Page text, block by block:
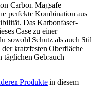
Carbon Magsafe
perfekte Kombination aus
Das Karbonfaser-
Case zu einer
sowohl Schutz als auch Stil
kratzfesten Oberfläche
täglichen Gebrauch
Produkte in diesem